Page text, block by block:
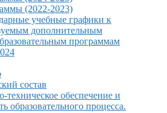
(2022-2023)
учебные графики к
дополнительным
программам
состав
техническое обеспечение и
образовательного процесса.